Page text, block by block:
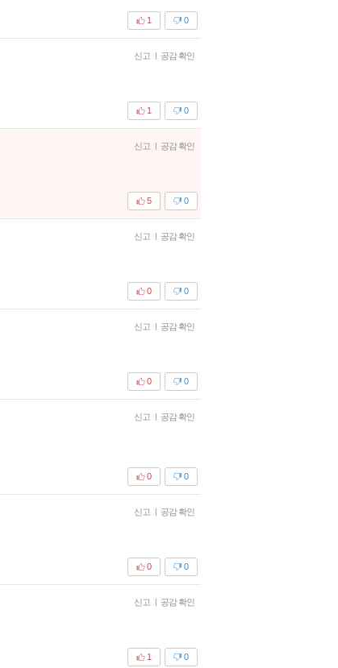
0
1
신고 | 공감 확인
0
1
신고 | 공감 확인
0
5
신고 | 공감 확인
0
0
신고 | 공감 확인
0
0
신고 | 공감 확인
0
0
신고 | 공감 확인
0
0
신고 | 공감 확인
0
1